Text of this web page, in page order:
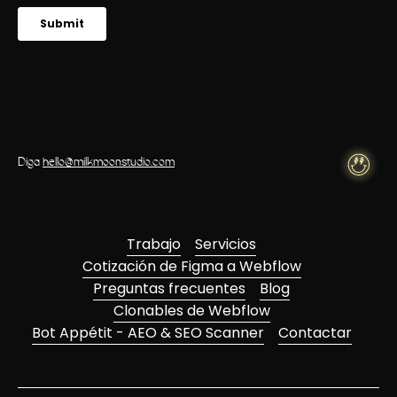
Digahello@milkmoonstudio.com
Trabajo
Servicios
Cotización de Figma a Webflow
Preguntas frecuentes
Blog
Clonables de Webflow
Bot Appétit - AEO & SEO Scanner
Contactar